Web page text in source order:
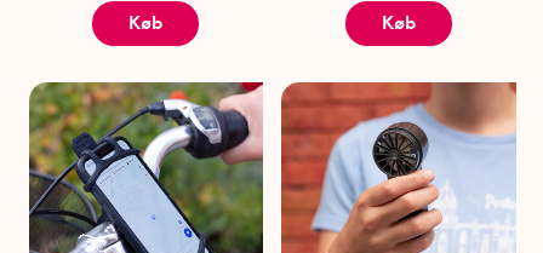
Køb Køb